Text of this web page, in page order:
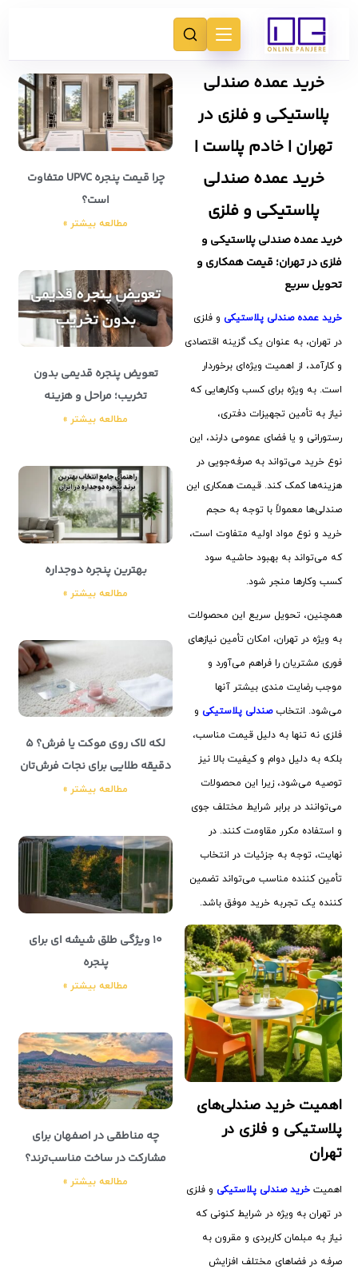
چرا قیمت پنجره UPVC متفاوت
است؟
مطالعه بیشتر »
تعویض پنجره قدیمی بدون
تخریب؛ مراحل و هزینه
مطالعه بیشتر »
بهترین پنجره دوجداره
مطالعه بیشتر »
لکه لاک روی موکت یا فرش؟ ۵
دقیقه طلایی برای نجات فرش‌تان
مطالعه بیشتر »
10 ویژگی طلق شیشه ای برای
پنجره
مطالعه بیشتر »
چه مناطقی در اصفهان برای
مشارکت در ساخت مناسب‌ترند؟
مطالعه بیشتر »
خرید عمده صندلی
پلاستیکی و فلزی در
تهران | خادم پلاست |
خرید عمده صندلی
پلاستیکی و فلزی
خرید عمده صندلی پلاستیکی و
فلزی در تهران؛ قیمت همکاری و
تحویل سریع
خرید عمده صندلی پلاستیکی و فلزی
در تهران، به عنوان یک گزینه اقتصادی
و کارآمد، از اهمیت ویژه‌ای برخوردار
است. به ویژه برای کسب ‌وکارهایی که
نیاز به تأمین تجهیزات دفتری،
رستورانی و یا فضای عمومی دارند، این
نوع خرید می‌تواند به صرفه‌جویی در
هزینه‌ها کمک کند. قیمت همکاری این
صندلی‌ها معمولاً با توجه به حجم
خرید و نوع مواد اولیه متفاوت است،
که می‌تواند به بهبود حاشیه سود
کسب ‌وکارها منجر شود.
همچنین، تحویل سریع این محصولات
به ویژه در تهران، امکان تأمین نیازهای
فوری مشتریان را فراهم می‌آورد و
موجب رضایت مندی بیشتر آنها
می‌شود. انتخابصندلی‌ پلاستیکی و
فلزی نه تنها به دلیل قیمت مناسب،
بلکه به دلیل دوام و کیفیت بالا نیز
توصیه می‌شود، زیرا این محصولات
می‌توانند در برابر شرایط مختلف جوی
و استفاده مکرر مقاومت کنند. در
نهایت، توجه به جزئیات در انتخاب
تأمین ‌کننده مناسب می‌تواند تضمین
‌کننده یک تجربه خرید موفق باشد.
اهمیت خرید صندلی‌های
پلاستیکی و فلزی در
تهران
اهمیت خرید صندلی‌ پلاستیکی و فلزی
در تهران به ‌ویژه در شرایط کنونی که
نیاز به مبلمان کاربردی و مقرون‌ به‌
صرفه در فضاهای مختلف افزایش